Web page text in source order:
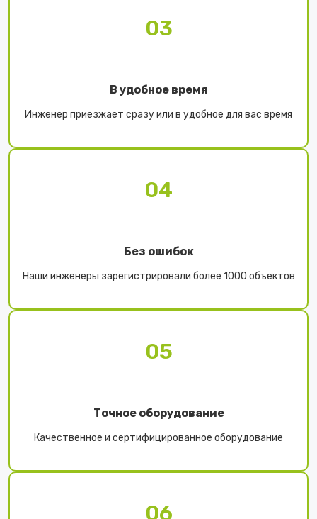
03
В удобное время
Инженер приезжает сразу или в удобное для вас время
04
Без ошибок
Наши инженеры зарегистрировали более 1000 объектов
05
Точное оборудование
Качественное и сертифицированное оборудование
06